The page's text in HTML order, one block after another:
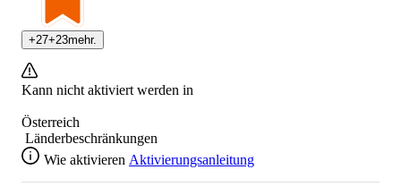
+27+23mehr.
Kann nicht aktiviert werden in
Österreich
Länderbeschränkungen
Wie aktivieren Aktivierungsanleitung